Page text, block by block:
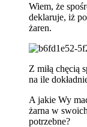
Wiem, że
deklaruje, iż
żaren.
Z miłą chęcią
na ile
A jakie Wy
żarna w
potrzebne?